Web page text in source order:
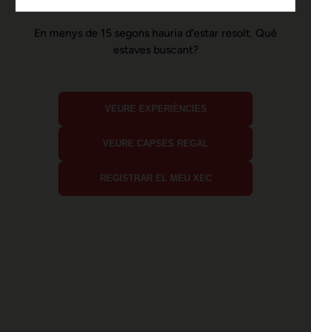
En menys de 15 segons hauria d'estar resolt. Què
estaves buscant?
VEURE EXPERIÈNCIES
VEURE CAPSES REGAL
REGISTRAR EL MEU XEC